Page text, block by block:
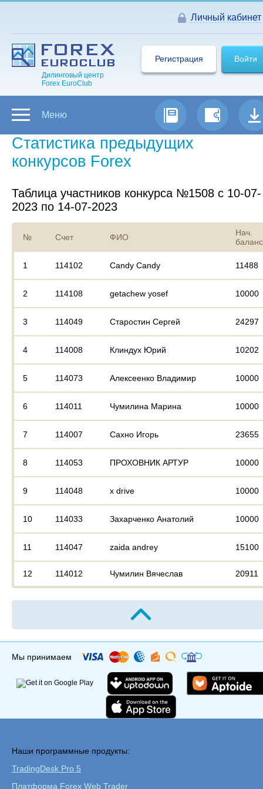
Личный кабинет
Дилинговый центр
Forex EuroClub
Войти
Регистрация
Меню
Статистика предыдущих
конкурсов Forex
Таблица участников конкурса №1508 с 10-07-
2023 по 14-07-2023
№ Счет ФИО
Нач.
баланс
1 114102 Candy Candy 11488
2 114108 getachew yosef 10000
3 114049 Старостин Сергей 24297
4 114008 Клиндух Юрий 10202
5 114073 Алексеенко Владимир 10000
6 114011 Чумилина Марина 10000
7 114007 Сахно Игорь 23655
8 114053 ПРОХОВНИК АРТУР 10000
9 114048 x drive 10000
10 114033 Захарченко Анатолий 10000
11 114047 zaida andrey 15100
12 114012 Чумилин Вячеслав 20911
Мы принимаем
Наши программные продукты:
TradingDesk Pro 5
Платформа Forex Web Trader